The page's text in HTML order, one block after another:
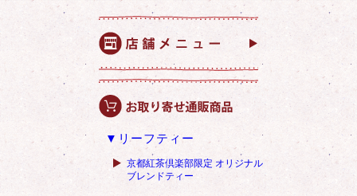
▼リーフティー
京都紅茶倶楽部限定 オリジナル
ブレンドティー